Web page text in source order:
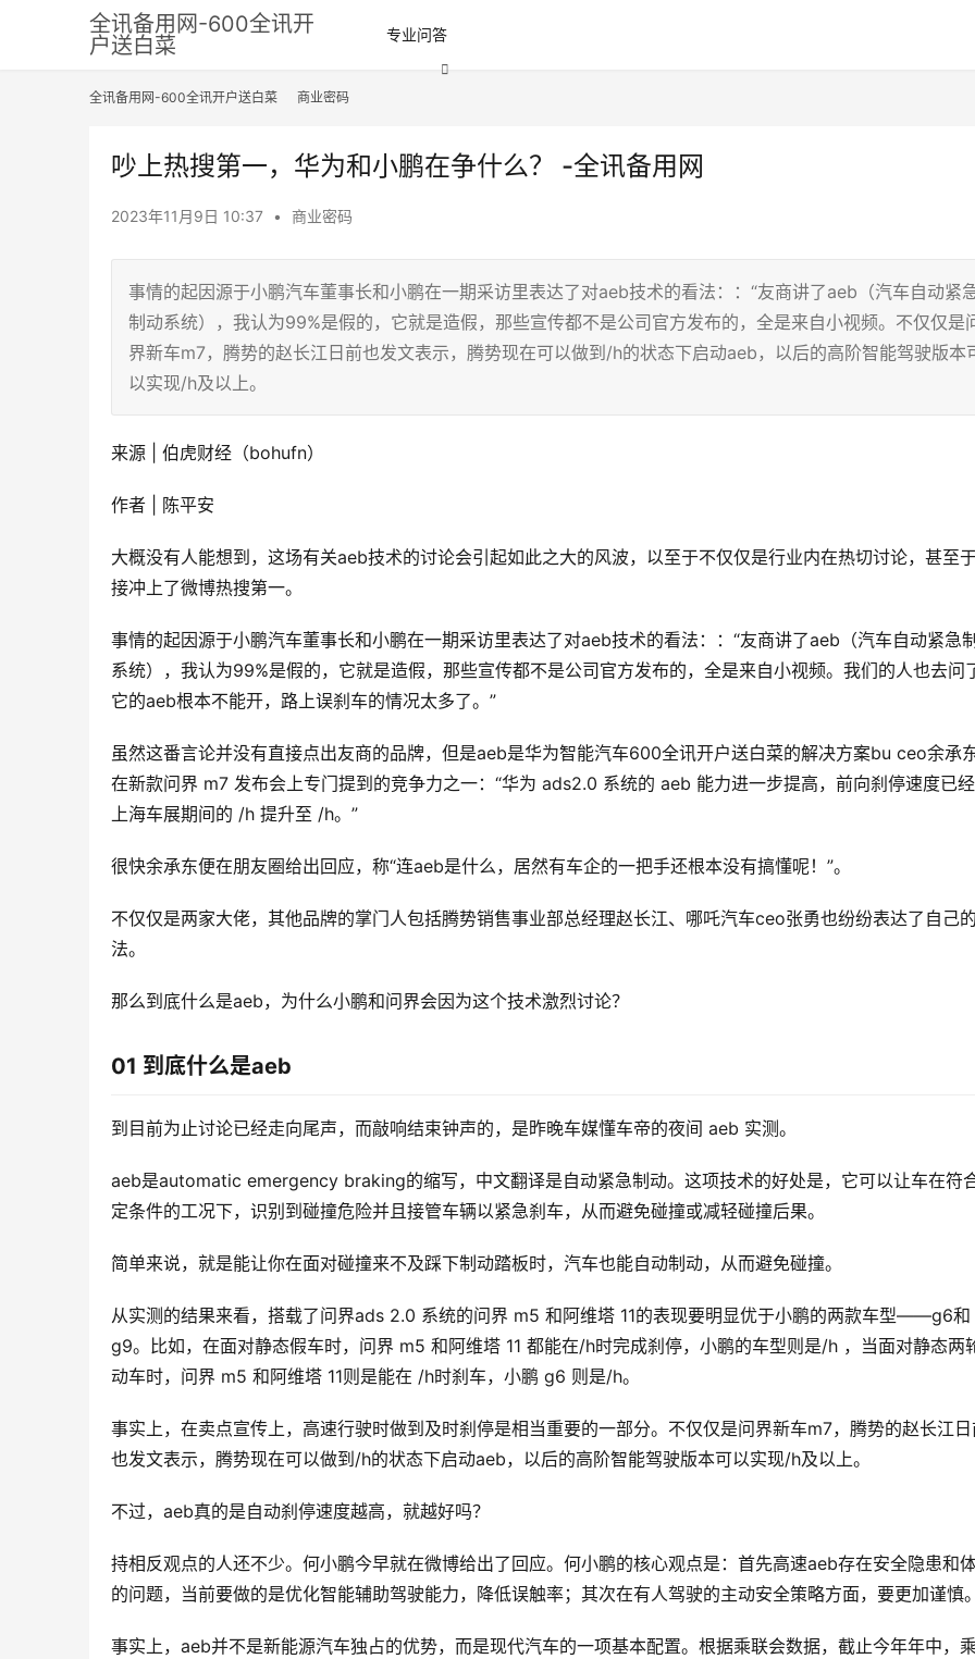
全讯备用网-600全讯开
户送白菜
专业问答
全讯备用网-600全讯开户送白菜 商业密码
吵上热搜第一，华为和小鹏在争什么？ -全讯备用网
2023年11月9日 10:37 • 商业密码
事情的起因源于小鹏汽车董事长和小鹏在一期采访里表达了对aeb技术的看法：：“友商讲了aeb（汽车自动紧
制动系统），我认为99%是假的，它就是造假，那些宣传都不是公司官方发布的，全是来自小视频。不仅仅是
界新车m7，腾势的赵长江日前也发文表示，腾势现在可以做到/h的状态下启动aeb，以后的高阶智能驾驶版本
以实现/h及以上。
来源 | 伯虎财经（bohufn）
作者 | 陈平安
大概没有人能想到，这场有关aeb技术的讨论会引起如此之大的风波，以至于不仅仅是行业内在热切讨论，甚至
接冲上了微博热搜第一。
事情的起因源于小鹏汽车董事长和小鹏在一期采访里表达了对aeb技术的看法：：“友商讲了aeb（汽车自动紧急
系统），我认为99%是假的，它就是造假，那些宣传都不是公司官方发布的，全是来自小视频。我们的人也去问
它的aeb根本不能开，路上误刹车的情况太多了。”
虽然这番言论并没有直接点出友商的品牌，但是aeb是华为智能汽车600全讯开户送白菜的解决方案bu ceo余承
在新款问界 m7 发布会上专门提到的竞争力之一：“华为 ads2.0 系统的 aeb 能力进一步提高，前向刹停速度已
上海车展期间的 /h 提升至 /h。”
很快余承东便在朋友圈给出回应，称“连aeb是什么，居然有车企的一把手还根本没有搞懂呢！”。
不仅仅是两家大佬，其他品牌的掌门人包括腾势销售事业部总经理赵长江、哪吒汽车ceo张勇也纷纷表达了自己
法。
那么到底什么是aeb，为什么小鹏和问界会因为这个技术激烈讨论？
01 到底什么是aeb
到目前为止讨论已经走向尾声，而敲响结束钟声的，是昨晚车媒懂车帝的夜间 aeb 实测。
aeb是automatic emergency braking的缩写，中文翻译是自动紧急制动。这项技术的好处是，它可以让车在符
定条件的工况下，识别到碰撞危险并且接管车辆以紧急刹车，从而避免碰撞或减轻碰撞后果。
简单来说，就是能让你在面对碰撞来不及踩下制动踏板时，汽车也能自动制动，从而避免碰撞。
从实测的结果来看，搭载了问界ads 2.0 系统的问界 m5 和阿维塔 11的表现要明显优于小鹏的两款车型——g6和
g9。比如，在面对静态假车时，问界 m5 和阿维塔 11 都能在/h时完成刹停，小鹏的车型则是/h ，当面对静态两
动车时，问界 m5 和阿维塔 11则是能在 /h时刹车，小鹏 g6 则是/h。
事实上，在卖点宣传上，高速行驶时做到及时刹停是相当重要的一部分。不仅仅是问界新车m7，腾势的赵长江
也发文表示，腾势现在可以做到/h的状态下启动aeb，以后的高阶智能驾驶版本可以实现/h及以上。
不过，aeb真的是自动刹停速度越高，就越好吗？
持相反观点的人还不少。何小鹏今早就在微博给出了回应。何小鹏的核心观点是：首先高速aeb存在安全隐患和
的问题，当前要做的是优化智能辅助驾驶能力，降低误触率；其次在有人驾驶的主动安全策略方面，要更加谨慎。
事实上，aeb并不是新能源汽车独占的优势，而是现代汽车的一项基本配置。根据乘联会数据，截止今年年中，